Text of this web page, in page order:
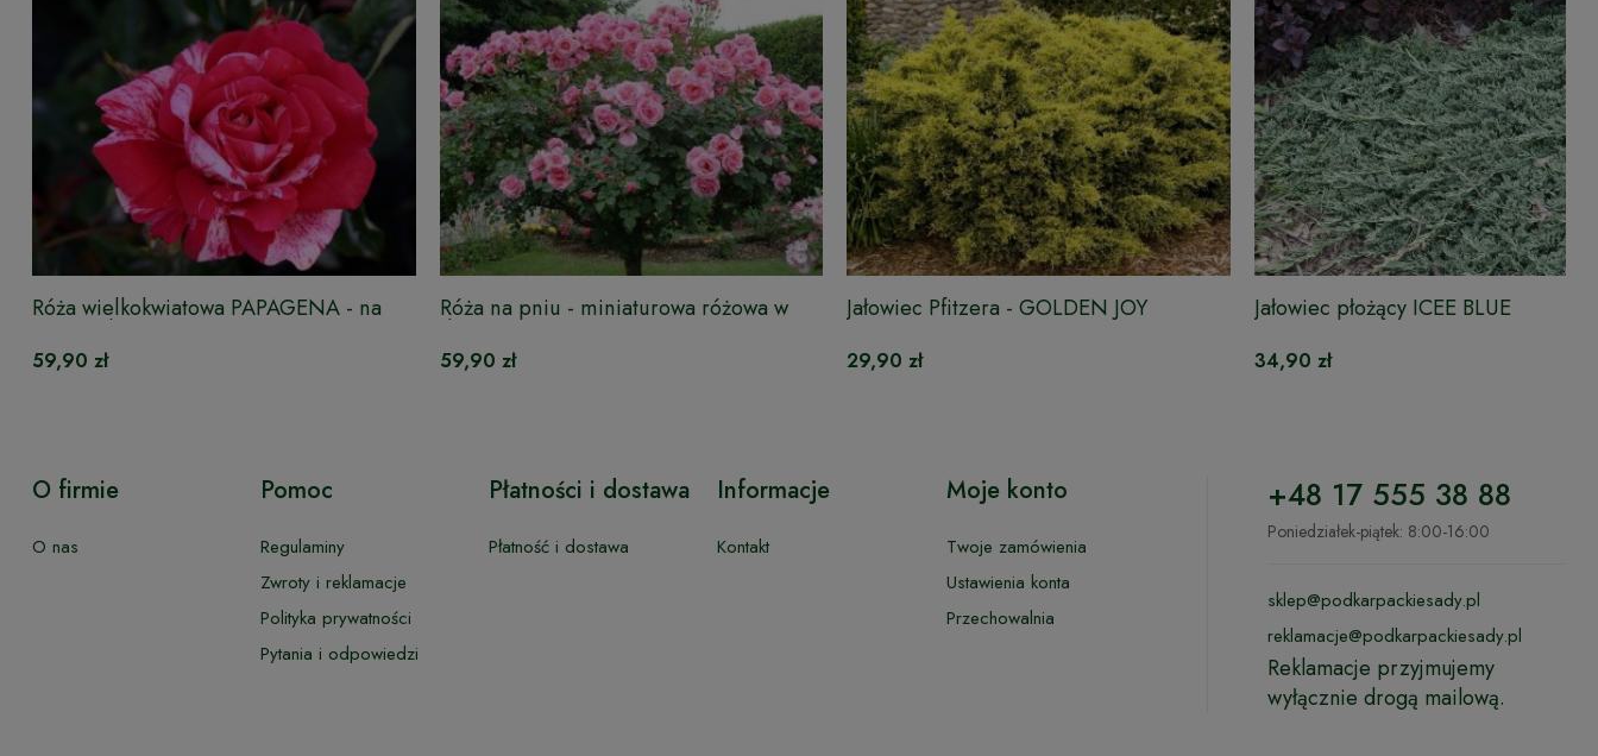
Róża wielkokwiatowa PAPAGENA - na
pniu w doniczce
59,90 zł
Róża na pniu - miniaturowa różowa w
doniczce
59,90 zł
Jałowiec Pfitzera - GOLDEN JOY
29,90 zł
Jałowiec płożący ICEE BLUE
34,90 zł
O firmie
O nas
Pomoc
Regulaminy
Zwroty i reklamacje
Polityka prywatności
Pytania i odpowiedzi
Płatności i dostawa
Płatność i dostawa
Informacje
Kontakt
Moje konto
Twoje zamówienia
Ustawienia konta
Przechowalnia
+48 17 555 38 88
Poniedziałek-piątek: 8:00-16:00
sklep@podkarpackiesady.pl
reklamacje@podkarpackiesady.pl
Reklamacje przyjmujemy
wyłącznie drogą mailową.